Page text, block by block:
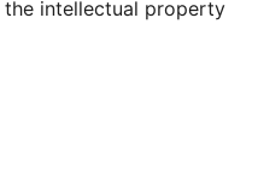
the intellectual property